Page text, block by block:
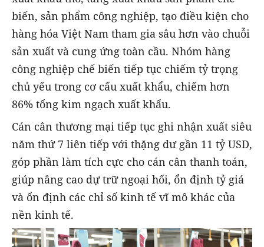
biến, sản phẩm công nghiệp, tạo điều kiện cho
hàng hóa Việt Nam tham gia sâu hơn vào chuỗi
sản xuất và cung ứng toàn cầu. Nhóm hàng
công nghiệp chế biến tiếp tục chiếm tỷ trọng
chủ yếu trong cơ cấu xuất khẩu, chiếm hơn
86% tổng kim ngạch xuất khẩu.
Cán cân thương mại tiếp tục ghi nhận xuất siêu
năm thứ 7 liên tiếp với thặng dư gần 11 tỷ USD,
góp phần làm tích cực cho cán cân thanh toán,
giúp nâng cao dự trữ ngoại hối, ổn định tỷ giá
và ổn định các chỉ số kinh tế vĩ mô khác của
nền kinh tế.